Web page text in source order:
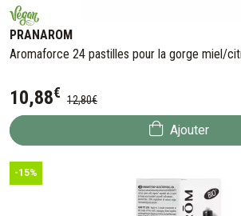
PRANAROM
Aromaforce 24 pastilles pour la gorge miel/
10,88€ 12,80€
Ajouter
-15%